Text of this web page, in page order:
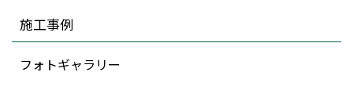
施工事例
フォトギャラリー